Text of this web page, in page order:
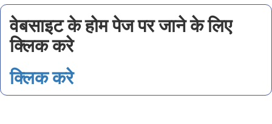
वेबसाइट के होम पेज पर जाने के लिए
क्लिक करे
क्लिक करे